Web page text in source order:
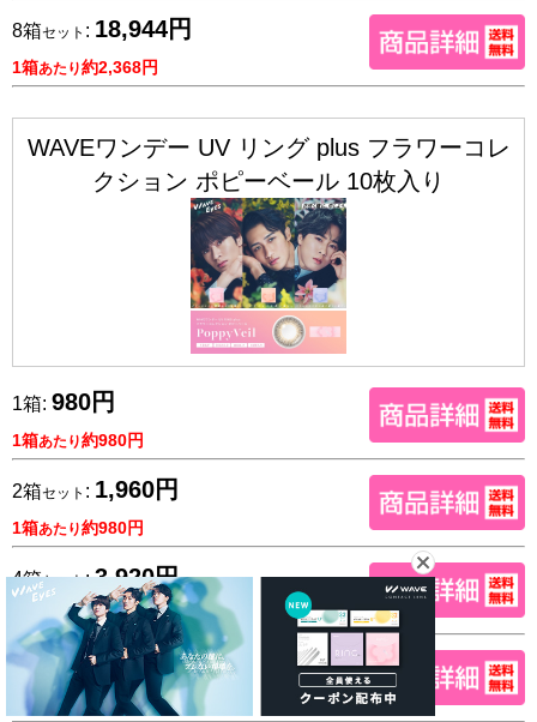
8箱セット : 18,944円
1箱あたり約2,368円
WAVEワンデー UV リング plus フラワーコレ
クション ポピーベール 10枚入り
1箱: 980円
1箱あたり約980円
2箱セット : 1,960円
1箱あたり約980円
4箱セット:3,920円
あたり約980円
6箱 セット :5,880円
1箱 あたり 約980円